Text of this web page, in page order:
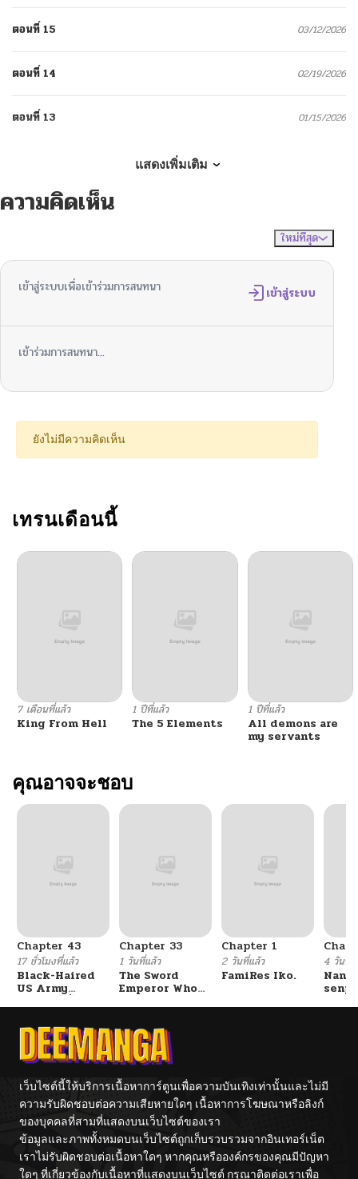
ตอนที่ 15 03/12/2026
ตอนที่ 14 02/19/2026
ตอนที่ 13 01/15/2026
ตอนที่ 11
12/08/2025
ตอนที่ 9 12/03/2025
11/24/2025
ตอนที่ 6 11/20/2025
ตอนที่ 4
ตอนที่ 3
11/05/2025
แสดงเพิ่มเติม
ความคิดเห็น
ใหม่ที่สุด
เข้าสู่ระบบเพื่อเข้าร่วมการสนทนา เข้าสู่ระบบ
เข้าร่วมการสนทนา...
ยังไม่มีความคิดเห็น
เทรนเดือนนี้
7 เดือนที่แล้ว
King From Hell
1 ปีที่แล้ว
The 5 Elements
1 ปีที่แล้ว
All demons are
my servants
คุณอาจจะชอบ
Chapter 43
17 ชั่วโมงที่แล้ว
Black-Haired
US Army
General ย้อนเวลา
Chapter 33
1 วันที่แล้ว
The Sword
Emperor Who
จักรพรรดิเทพดาบ
ผงาดเหนือชาติภพ
Chapter 1
2 วันที่แล้ว
FamiRes Iko.
4 วันที่
เว็บไซต์นี้ให้บริการเนื้อหาการ์ตูนเพื่อความบันเทิงเท่านั้นและไม่มี
ความรับผิดชอบต่อความเสียหายใดๆ เนื้อหาการโฆษณาหรือลิงก์
ของบุคคลที่สามที่แสดงบนเว็บไซต์ของเรา
ข้อมูลและภาพทั้งหมดบนเว็บไซต์ถูกเก็บรวบรวมจากอินเทอร์เน็ต
เราไม่รับผิดชอบต่อเนื้อหาใดๆ หากคุณหรือองค์กรของคุณมีปัญหา
ใดๆ ที่เกี่ยวข้องกับเนื้อหาที่แสดงบนเว็บไซต์ กรุณาติดต่อเราเพื่อ